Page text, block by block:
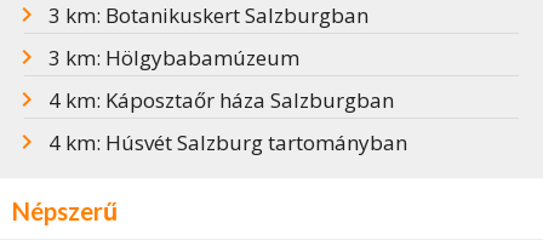
3 km: Botanikuskert Salzburgban
3 km: Hölgybabamúzeum
4 km: Káposztaőr háza Salzburgban
4 km: Húsvét Salzburg tartományban
Népszerű